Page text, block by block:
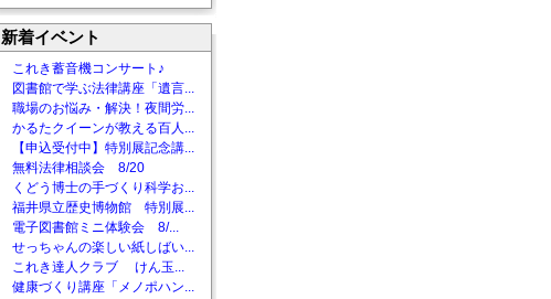
新着イベント
これき蓄音機コンサート♪
図書館で学ぶ法律講座「遺言...
職場のお悩み・解決！夜間労...
かるたクイーンが教える百人...
【申込受付中】特別展記念講...
無料法律相談会 8/20
くどう博士の手づくり科学お...
福井県立歴史博物館 特別展...
電子図書館ミニ体験会 8/...
せっちゃんの楽しい紙しばい...
これき達人クラブ けん玉...
健康づくり講座「メノポハン...